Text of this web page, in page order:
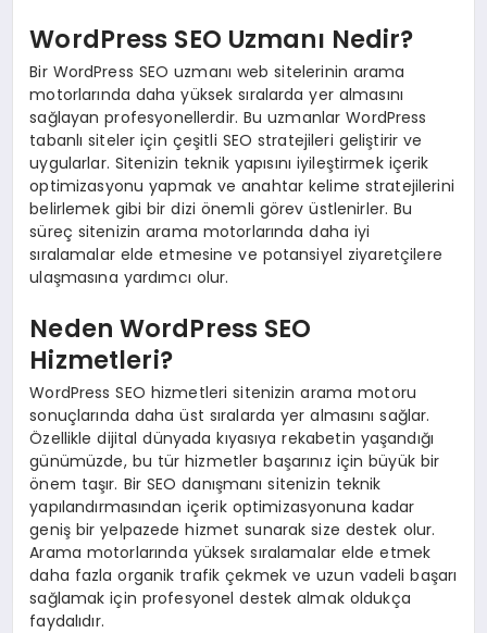
WordPress SEO Uzmanı Nedir?
Bir WordPress SEO uzmanı web sitelerinin arama
motorlarında daha yüksek sıralarda yer almasını
sağlayan profesyonellerdir. Bu uzmanlar WordPress
tabanlı siteler için çeşitli SEO stratejileri geliştirir ve
uygularlar. Sitenizin teknik yapısını iyileştirmek içerik
optimizasyonu yapmak ve anahtar kelime stratejilerini
belirlemek gibi bir dizi önemli görev üstlenirler. Bu
süreç sitenizin arama motorlarında daha iyi
sıralamalar elde etmesine ve potansiyel ziyaretçilere
ulaşmasına yardımcı olur.
Neden WordPress SEO
Hizmetleri?
WordPress SEO hizmetleri sitenizin arama motoru
sonuçlarında daha üst sıralarda yer almasını sağlar.
Özellikle dijital dünyada kıyasıya rekabetin yaşandığı
günümüzde, bu tür hizmetler başarınız için büyük bir
önem taşır. Bir SEO danışmanı sitenizin teknik
yapılandırmasından içerik optimizasyonuna kadar
geniş bir yelpazede hizmet sunarak size destek olur.
Arama motorlarında yüksek sıralamalar elde etmek
daha fazla organik trafik çekmek ve uzun vadeli başarı
sağlamak için profesyonel destek almak oldukça
faydalıdır.